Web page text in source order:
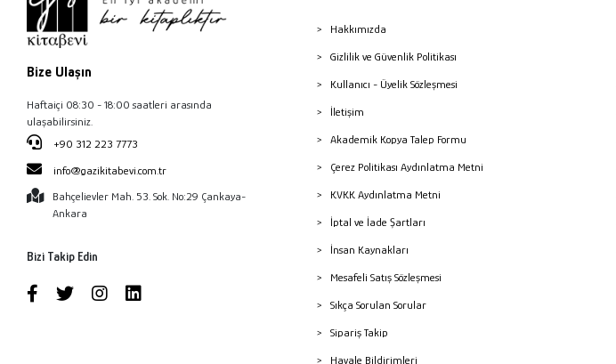
Bize Ulaşın
Haftaiçi 08:30 - 18:00 saatleri arasında
ulaşabilirsiniz.
+90 312 223 7773
info@gazikitabevi.com.tr
Bahçelievler Mah. 53. Sok. No:29 Çankaya-
Ankara
Bizi Takip Edin
Hakkımızda
Gizlilik ve Güvenlik Politikası
Kullanıcı - Üyelik Sözleşmesi
İletişim
Akademik Kopya Talep Formu
Çerez Politikası Aydınlatma Metni
KVKK Aydınlatma Metni
İptal ve İade Şartları
İnsan Kaynakları
Mesafeli Satış Sözleşmesi
Sıkça Sorulan Sorular
Sipariş Takip
Havale Bildirimleri